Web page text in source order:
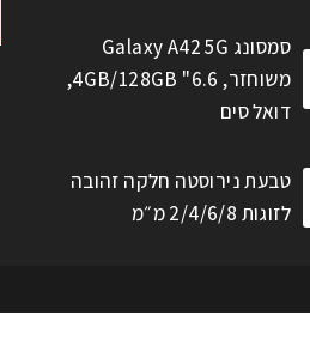
סמסונג Galaxy A42 5G
משוחזר, 6.6" 4GB/128GB,
דואל סים
טבעת נירוסטה חלקה זהובה
לזוגות 2/4/6/8 מ״מ